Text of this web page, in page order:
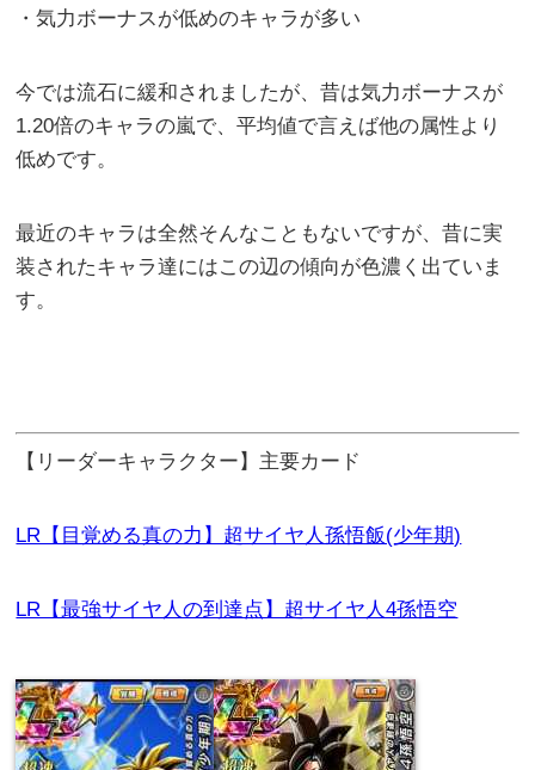
・気力ボーナスが低めのキャラが多い
今では流石に緩和されましたが、昔は気力ボーナスが
1.20倍のキャラの嵐で、平均値で言えば他の属性より
低めです。
最近のキャラは全然そんなこともないですが、昔に実
装されたキャラ達にはこの辺の傾向が色濃く出ていま
す。
【リーダーキャラクター】主要カード
LR【目覚める真の力】超サイヤ人孫悟飯(少年期)
LR【最強サイヤ人の到達点】超サイヤ人4孫悟空